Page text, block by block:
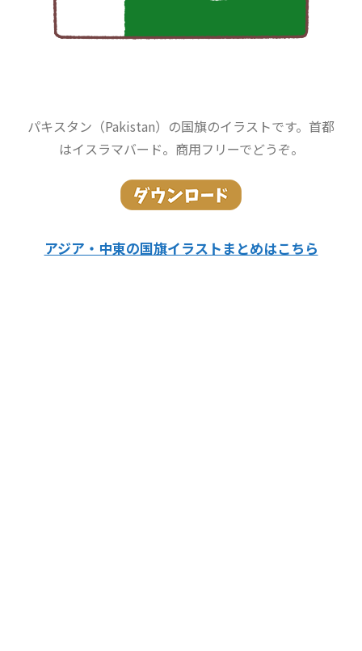
パキスタン（Pakistan）の国旗のイラストです。首都
はイスラマバード。商用フリーでどうぞ。
アジア・中東の国旗イラストまとめはこちら